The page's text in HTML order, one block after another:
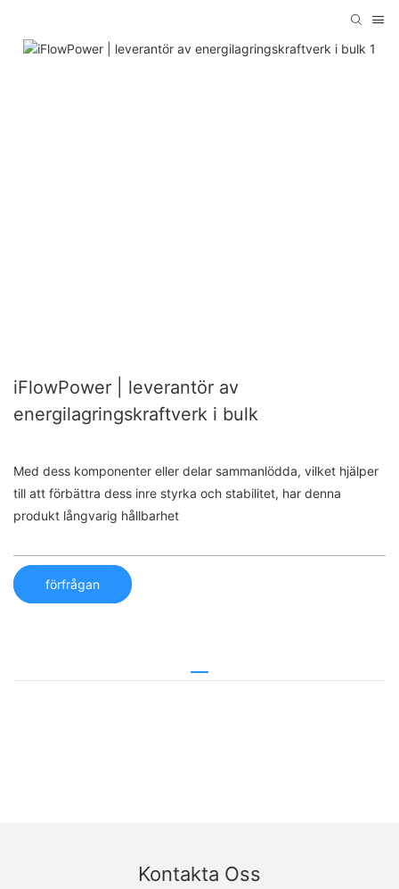
iFlowPower | leverantör av
energilagringskraftverk i bulk
Med dess komponenter eller delar sammanlödda, vilket hjälper
till att förbättra dess inre styrka och stabilitet, har denna
produkt långvarig hållbarhet
förfrågan
Kontakta Oss